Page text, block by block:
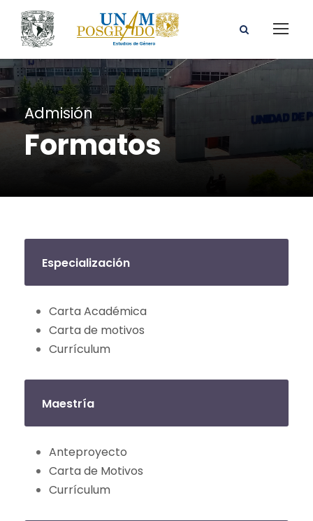
Admisión
Formatos
Especialización
Carta Académica
Carta de motivos
Currículum
Maestría
Anteproyecto
Carta de Motivos
Currículum